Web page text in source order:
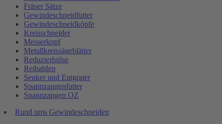
Fräser Sätze
Gewindeschneidfutter
Gewindeschneidköpfe
Kreisschneider
Messerkopf
Metallkreissägeblätter
Reduzierhülse
Reibahlen
Senker und Entgrater
Spannzangenfutter
Spannzangen OZ
Rund ums Gewindeschneiden